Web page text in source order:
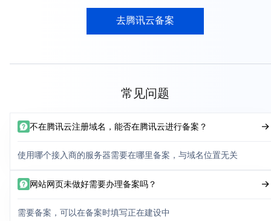
去腾讯云备案
常见问题
不在腾讯云注册域名，能否在腾讯云进行备案？
使用哪个接入商的服务器需要在哪里备案，与域名位置无关
网站网页未做好需要办理备案吗？
需要备案，可以在备案时填写正在建设中